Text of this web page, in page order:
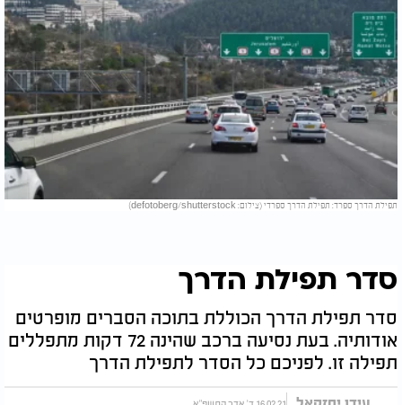
תפילת הדרך ספרד: תפילת הדרך ספרדי (צילום: defotoberg/shutterstock)
סדר תפילת הדרך
סדר תפילת הדרך הכוללת בתוכה הסברים מופרטים
אודותיה. בעת נסיעה ברכב שהינה 72 דקות מתפללים
תפילה זו. לפניכם כל הסדר לתפילת הדרך